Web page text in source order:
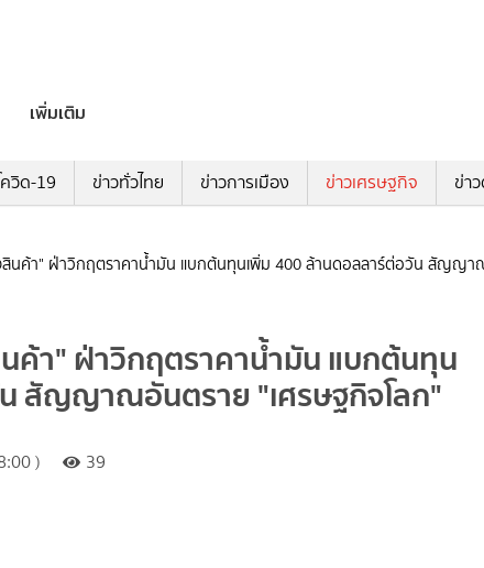
เพิ่มเติม
ควิด-19 ข่าวทั่วไทย ข่าวการเมือง ข่าวเศรษฐกิจ ข่า
สินค้า" ฝ่าวิกฤตราคาน้ำมัน แบกต้นทุนเพิ่ม 400 ล้านดอลลาร์ต่อวัน สัญญา
ค้า" ฝ่าวิกฤตราคาน้ำมัน แบกต้นทุน
สัญญาณอันตราย "เศรษฐกิจโลก"
) 39